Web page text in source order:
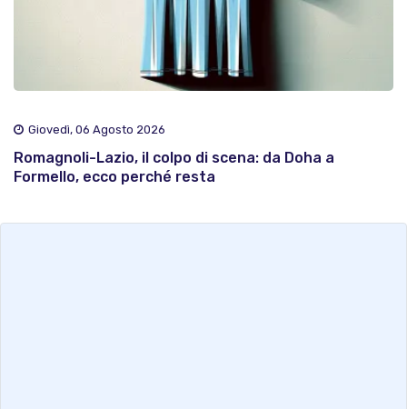
Giovedì, 06 Agosto 2026
Romagnoli-Lazio, il colpo di scena: da Doha a
Formello, ecco perché resta